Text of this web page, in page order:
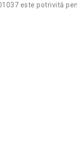
este potrivită